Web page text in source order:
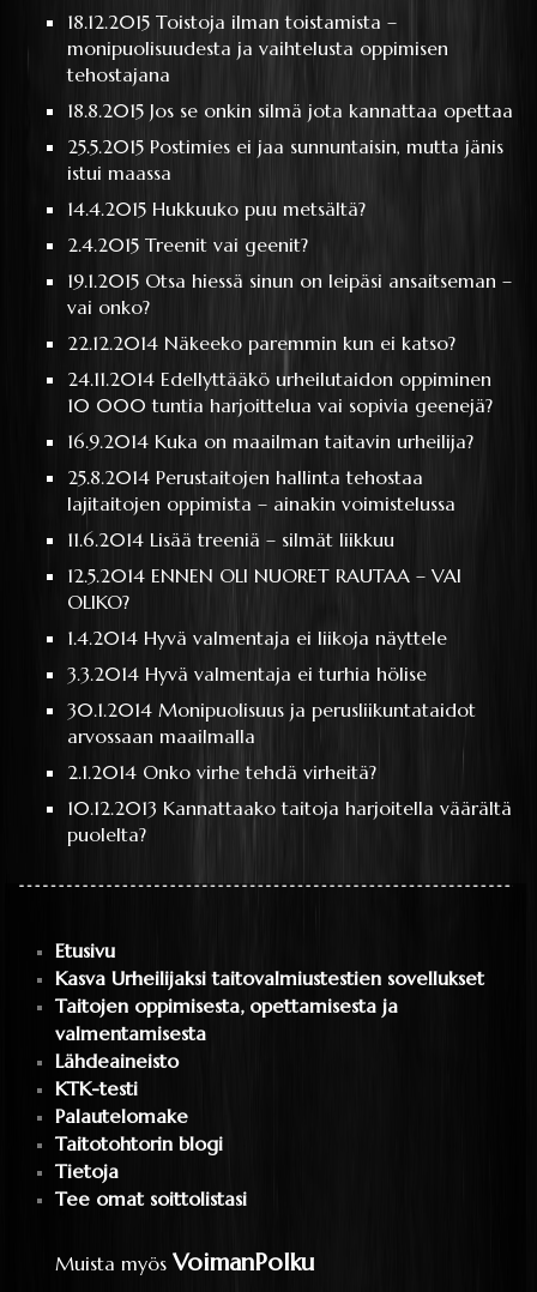
18.12.2015Toistoja ilman toistamista –
monipuolisuudesta ja vaihtelusta oppimisen
tehostajana
18.8.2015 Jos se onkin silmä jota kannattaa opettaa
25.5.2015Postimies ei jaa sunnuntaisin, mutta jänis
istui maassa
14.4.2015Hukkuuko puu metsältä?
2.4.2015Treenit vai geenit?
19.1.2015 Otsa hiessä sinun on leipäsi ansaitseman –
vai onko?
22.12.2014Näkeeko paremmin kun ei katso?
24.11.2014Edellyttääkö urheilutaidon oppiminen
10 000 tuntia harjoittelua vai sopivia geenejä?
16.9.2014Kuka on maailman taitavin urheilija?
25.8.2014Perustaitojen hallinta tehostaa
lajitaitojen oppimista – ainakin voimistelussa
11.6.2014Lisää treeniä – silmät liikkuu
12.5.2014ENNEN OLI NUORET RAUTAA – VAI
OLIKO?
1.4.2014Hyvä valmentaja ei liikoja näyttele
3.3.2014Hyvä valmentaja ei turhia hölise
30.1.2014Monipuolisuus ja perusliikuntataidot
arvossaan maailmalla
2.1.2014 Onko virhe tehdä virheitä?
10.12.2013Kannattaako taitoja harjoitella väärältä
puolelta?
Etusivu
Kasva Urheilijaksi taitovalmiustestien sovellukset
Taitojen oppimisesta, opettamisesta ja
valmentamisesta
Lähdeaineisto
KTK-testi
Palautelomake
Taitotohtorin blogi
Tietoja
Tee omat soittolistasi
Muista myös VoimanPolku